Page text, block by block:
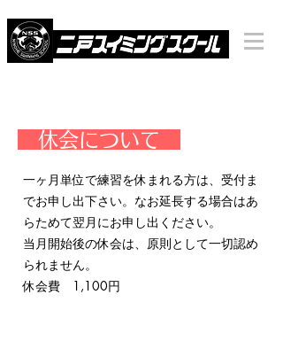
​ 休会について
一ヶ月単位で練習を休まれる方は、受付ま
でお申し出下さい。なお延長する場合はあ
らためて翌月にお申し出ください。
​当月開始後の休会は、原則として一切認め
られません。
​​休会費 1,100円